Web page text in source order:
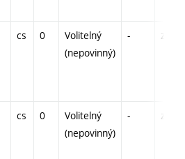
cs 0
Volitelný
(nepovinný)
- zá
cs 0
Volitelný
(nepovinný)
- zá